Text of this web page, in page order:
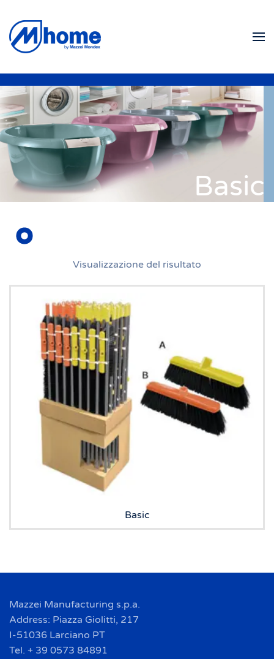
Skip to main content
Basic
Visualizzazione del risultato
Basic
Mazzei Manufacturing s.p.a.
Address: Piazza Giolitti, 217
I-51036 Larciano PT
Tel. + 39 0573 84891